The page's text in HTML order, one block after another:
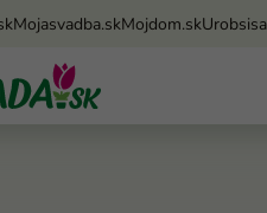
Mojasvadba.skMojdom.sk